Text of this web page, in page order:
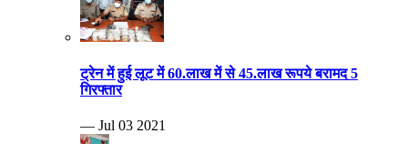
ट्रेन में हुई लूट में 60.लाख में से 45.लाख रूपये बरामद 5
गिरफ्तार
— Jul 03 2021